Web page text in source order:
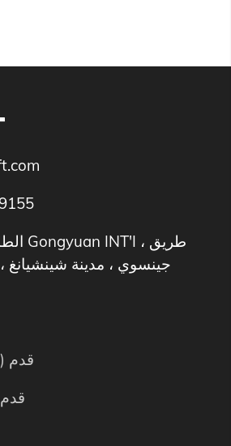
جينسوي ، مدينة شينشيانغ
50 قدم (15 متر) مقصية
30 قدم (9